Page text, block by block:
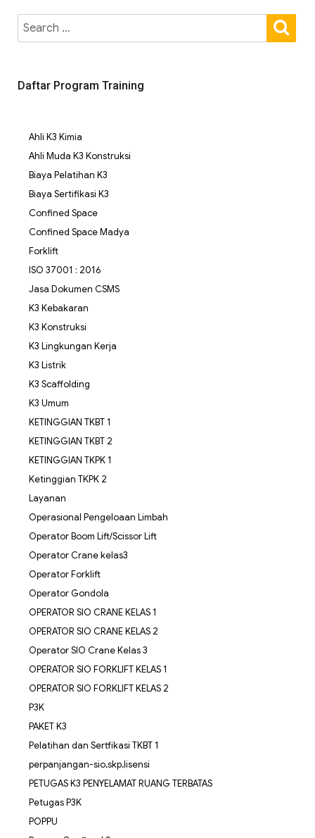
Daftar Program Training
Ahli K3 Kimia
Ahli Muda K3 Konstruksi
Biaya Pelatihan K3
Biaya Sertifikasi K3
Confined Space
Confined Space Madya
Forklift
ISO 37001 : 2016
Jasa Dokumen CSMS
K3 Kebakaran
K3 Konstruksi
K3 Lingkungan Kerja
K3 Listrik
K3 Scaffolding
K3 Umum
KETINGGIAN TKBT 1
KETINGGIAN TKBT 2
KETINGGIAN TKPK 1
Ketinggian TKPK 2
Layanan
Operasional Pengeloaan Limbah
Operator Boom Lift/Scissor Lift
Operator Crane kelas3
Operator Forklift
Operator Gondola
OPERATOR SIO CRANE KELAS 1
OPERATOR SIO CRANE KELAS 2
Operator SIO Crane Kelas 3
OPERATOR SIO FORKLIFT KELAS 1
OPERATOR SIO FORKLIFT KELAS 2
P3K
PAKET K3
Pelatihan dan Sertfikasi TKBT 1
perpanjangan-sio,skp,lisensi
PETUGAS K3 PENYELAMAT RUANG TERBATAS
Petugas P3K
POPPU